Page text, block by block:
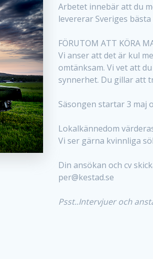
Arbetet innebär att du
levererar Sveriges
FÖRUTOM ATT KÖRA
Vi anser att det är kul
omtänksam. Vi vet att
synnerhet. Du gillar att
Säsongen startar 3 maj
Lokalkännedom
Vi ser gärna kvinnliga
Din ansökan och cv
per@kestad.se
Psst..Intervjuer och